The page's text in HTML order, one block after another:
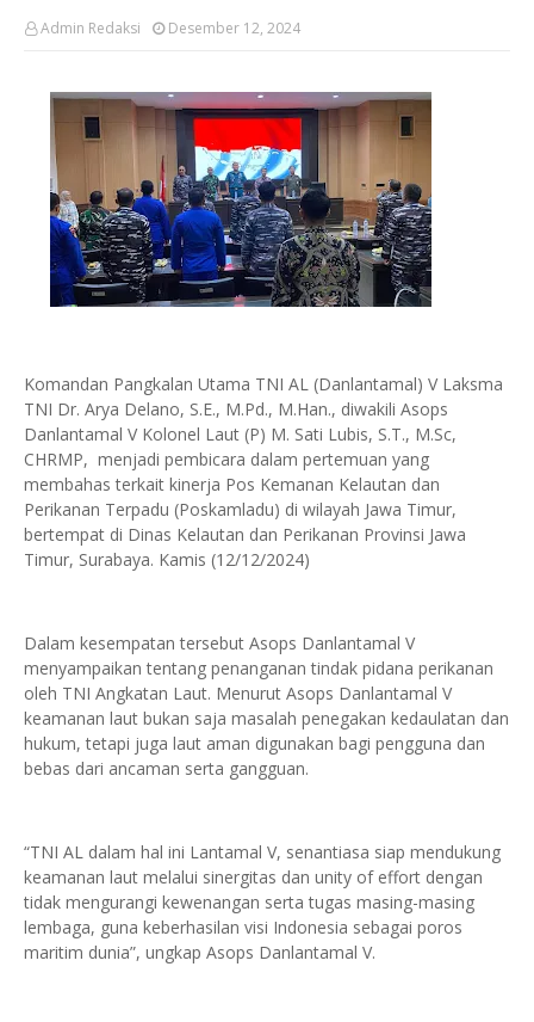
Admin Redaksi Desember 12, 2024
Komandan Pangkalan Utama TNI AL (Danlantamal) V Laksma
TNI Dr. Arya Delano, S.E., M.Pd., M.Han., diwakili Asops
Danlantamal V Kolonel Laut (P) M. Sati Lubis, S.T., M.Sc,
CHRMP, menjadi pembicara dalam pertemuan yang
membahas terkait kinerja Pos Kemanan Kelautan dan
Perikanan Terpadu (Poskamladu) di wilayah Jawa Timur,
bertempat di Dinas Kelautan dan Perikanan Provinsi Jawa
Timur, Surabaya. Kamis (12/12/2024)
Dalam kesempatan tersebut Asops Danlantamal V
menyampaikan tentang penanganan tindak pidana perikanan
oleh TNI Angkatan Laut. Menurut Asops Danlantamal V
keamanan laut bukan saja masalah penegakan kedaulatan dan
hukum, tetapi juga laut aman digunakan bagi pengguna dan
bebas dari ancaman serta gangguan.
“TNI AL dalam hal ini Lantamal V, senantiasa siap mendukung
keamanan laut melalui sinergitas dan unity of effort dengan
tidak mengurangi kewenangan serta tugas masing-masing
lembaga, guna keberhasilan visi Indonesia sebagai poros
maritim dunia”, ungkap Asops Danlantamal V.